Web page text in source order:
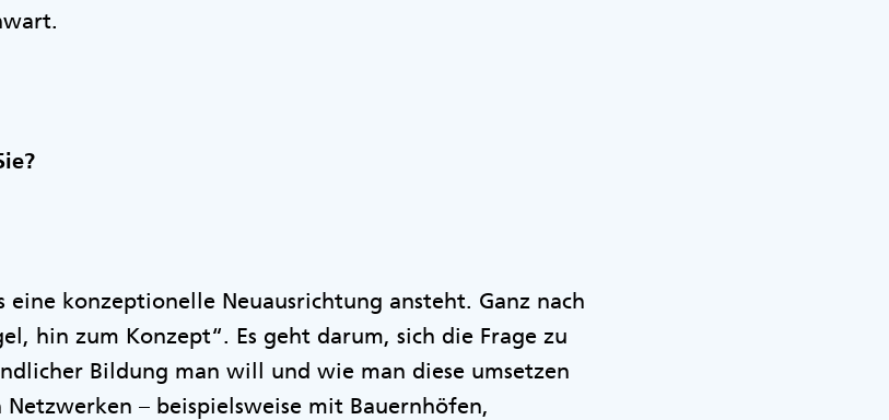
eine konzeptionelle Neuausrichtung ansteht. Ganz nach
hin zum Konzept“. Es geht darum, sich die Frage zu
Bildung man will und wie man diese umsetzen
– beispielsweise mit Bauernhöfen,